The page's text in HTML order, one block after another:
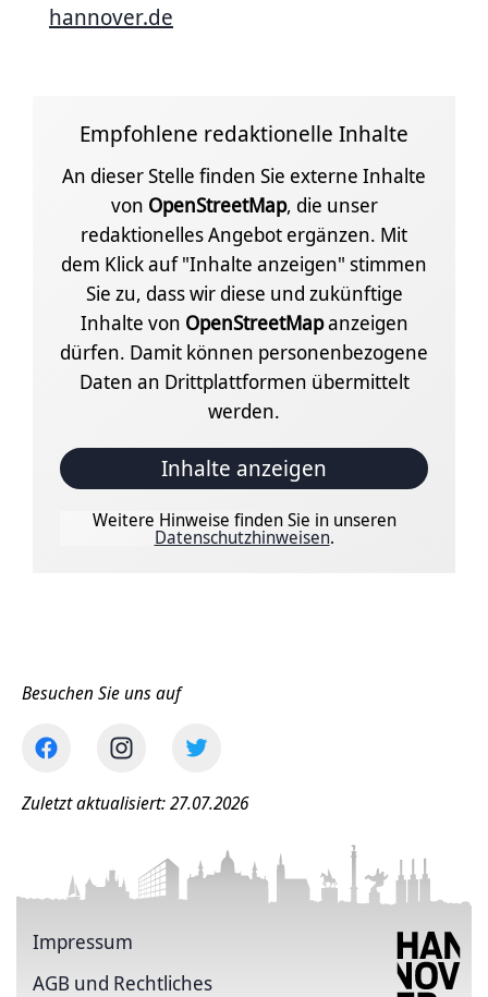
hannover.de
Empfohlene redaktionelle Inhalte
An dieser Stelle finden Sie externe Inhalte
von OpenStreetMap, die unser
redaktionelles Angebot ergänzen. Mit
dem Klick auf "Inhalte anzeigen" stimmen
Sie zu, dass wir diese und zukünftige
Inhalte von OpenStreetMapanzeigen
dürfen. Damit können personenbezogene
Daten an Drittplattformen übermittelt
werden.
Inhalte anzeigen
Weitere Hinweise finden Sie in unseren
Datenschutzhinweisen.
Besuchen Sie uns auf
Zuletzt aktualisiert: 27.07.2026
Impressum
AGB und Rechtliches